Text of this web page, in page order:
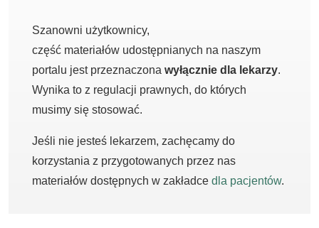
Szanowni użytkownicy,
część materiałów udostępnianych na naszym
portalu jest przeznaczona wyłącznie dla lekarzy.
Wynika to z regulacji prawnych, do których
musimy się stosować.
Jeśli nie jesteś lekarzem, zachęcamy do
korzystania z przygotowanych przez nas
materiałów dostępnych w zakładce dla pacjentów.